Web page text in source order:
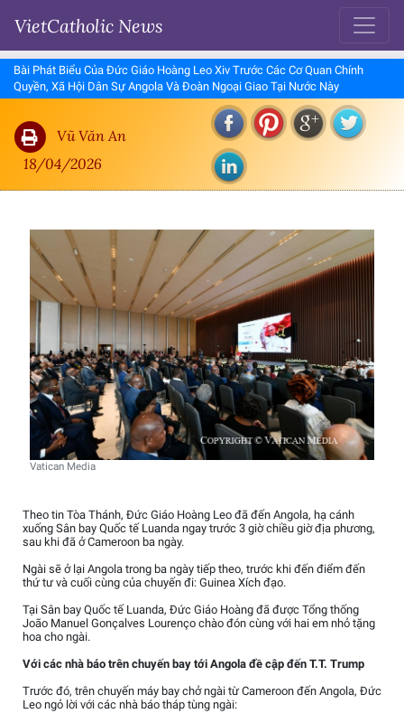
VietCatholic News
Bài Phát Biểu Của Đức Giáo Hoàng Leo Xiv Trước Các Cơ Quan Chính
Quyền, Xã Hội Dân Sự Angola Và Đoàn Ngoại Giao Tại Nước Này
Vũ Văn An
18/04/2026
Vatican Media
Theo tin Tòa Thánh, Đức Giáo Hoàng Leo đã đến Angola, hạ cánh
xuống Sân bay Quốc tế Luanda ngay trước 3 giờ chiều giờ địa phương,
sau khi đã ở Cameroon ba ngày.
Ngài sẽ ở lại Angola trong ba ngày tiếp theo, trước khi đến điểm đến
thứ tư và cuối cùng của chuyến đi: Guinea Xích đạo.
Tại Sân bay Quốc tế Luanda, Đức Giáo Hoàng đã được Tổng thống
João Manuel Gonçalves Lourenço chào đón cùng với hai em nhỏ tặng
hoa cho ngài.
Với các nhà báo trên chuyến bay tới Angola đề cập đến T.T. Trump
Trước đó, trên chuyến máy bay chở ngài từ Cameroon đến Angola, Đức
Leo ngỏ lời với các nhà báo tháp tùng ngài: